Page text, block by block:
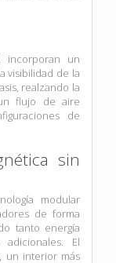
incorporan un
visibilidad de la
realzando la
flujo de aire
de
sin
modular
de forma
tanto energía
El
un interior más